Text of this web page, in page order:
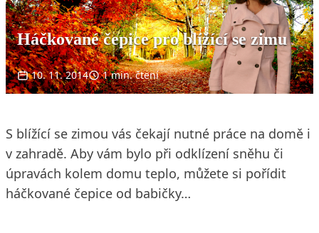
Háčkované čepice pro blížící se zimu
10. 11. 2014 1 min. čtení
S blížící se zimou vás čekají nutné práce na domě i
v zahradě. Aby vám bylo při odklízení sněhu či
úpravách kolem domu teplo, můžete si pořídit
háčkované čepice od babičky…